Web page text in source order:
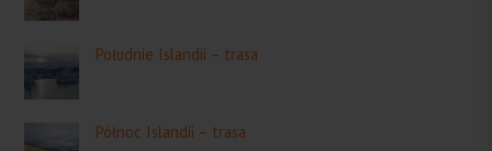
Południe Islandii – trasa
Północ Islandii – trasa